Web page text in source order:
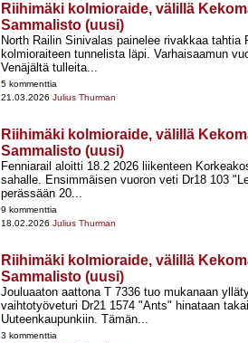
Riihimäki kolmioraide, välillä
Sammalisto (uusi)
North Railin Sinivalas painelee rivakkaa tahtia
kolmioraiteen tunnelista läpi. Varhaisaamun
Venäjältä tulleita...
5 kommenttia
21.03.2026 Julius Thurman
Riihimäki kolmioraide, välillä
Sammalisto (uusi)
Fenniarail aloitti 18.2 2026 liikenteen
sahalle. Ensimmäisen vuoron veti Dr18 103
perässään 20...
9 kommenttia
18.02.2026 Julius Thurman
Riihimäki kolmioraide, välillä
Sammalisto (uusi)
Jouluaaton aattona T 7336 tuo mukanaan
vaihtotyöveturi Dr21 1574 "Ants" hinataan
Uuteenkaupunkiin. Tämän...
3 kommenttia